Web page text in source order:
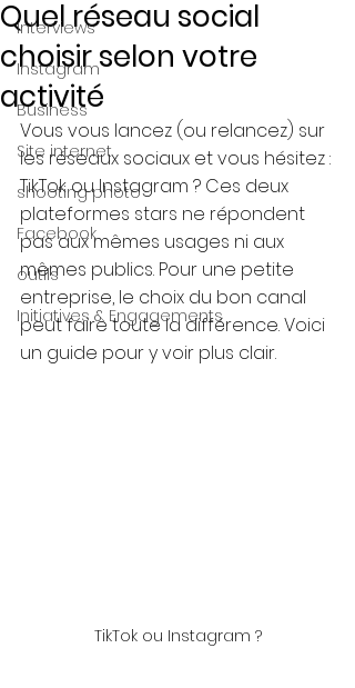
Interviews
Instagram
Business
Site internet
shooting photo
Facebook
outils
Initiatives & Engagements
Quel réseau social
choisir selon votre
activité
Vous vous lancez (ou relancez) sur
les réseaux sociaux et vous hésitez :
TikTok ou Instagram ? Ces deux
plateformes stars ne répondent
pas aux mêmes usages ni aux
mêmes publics. Pour une petite
entreprise, le choix du bon canal
peut faire toute la différence. Voici
un guide pour y voir plus clair.
TikTok ou Instagram ?